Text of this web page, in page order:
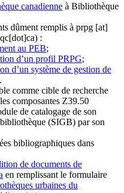
canadienne à Bibliothèque
dûment remplis à prpg [at]
:
au PEB;
d’un profil PRPG;
d’un système de gestion de
.
comme cible de recherche
composantes Z39.50
de catalogage de son
(SIGB) par son
bibliographiques dans
de documents de
en remplissant le formulaire
urbaines du